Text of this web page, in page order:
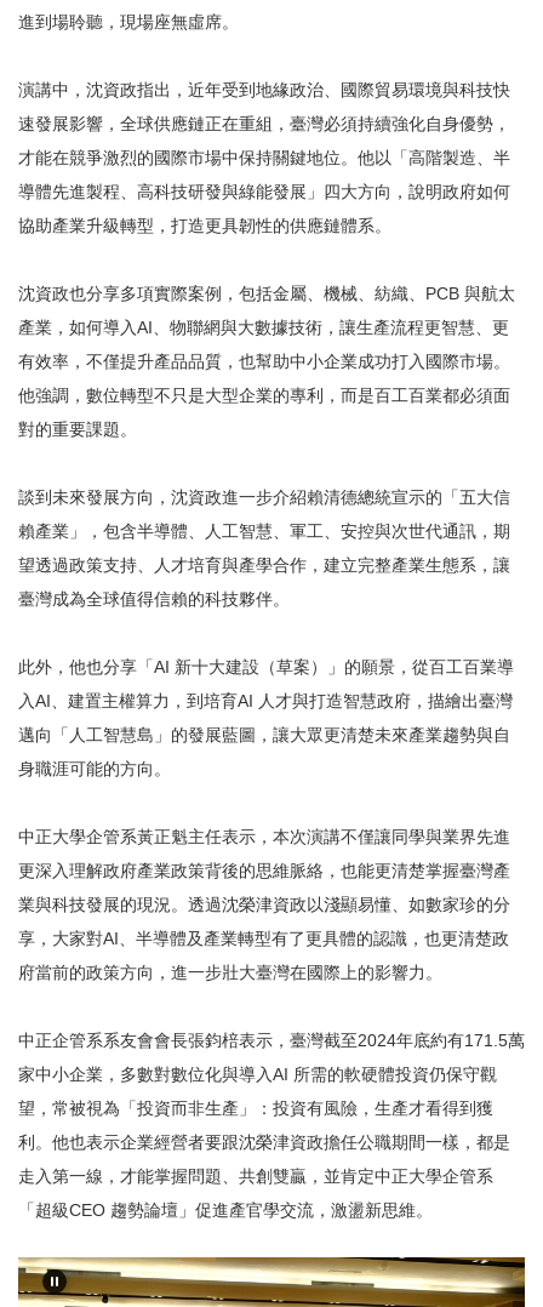
進到場聆聽，現場座無虛席。
演講中，沈資政指出，近年受到地緣政治、國際貿易環境與科技快
速發展影響，全球供應鏈正在重組，臺灣必須持續強化自身優勢，
才能在競爭激烈的國際市場中保持關鍵地位。他以「高階製造、半
導體先進製程、高科技研發與綠能發展」四大方向，說明政府如何
協助產業升級轉型，打造更具韌性的供應鏈體系。
沈資政也分享多項實際案例，包括金屬、機械、紡織、PCB 與航太
產業，如何導入AI、物聯網與大數據技術，讓生產流程更智慧、更
有效率，不僅提升產品品質，也幫助中小企業成功打入國際市場。
他強調，數位轉型不只是大型企業的專利，而是百工百業都必須面
對的重要課題。
談到未來發展方向，沈資政進一步介紹賴清德總統宣示的「五大信
賴產業」，包含半導體、人工智慧、軍工、安控與次世代通訊，期
望透過政策支持、人才培育與產學合作，建立完整產業生態系，讓
臺灣成為全球值得信賴的科技夥伴。
此外，他也分享「AI 新十大建設（草案）」的願景，從百工百業導
入AI、建置主權算力，到培育AI 人才與打造智慧政府，描繪出臺灣
邁向「人工智慧島」的發展藍圖，讓大眾更清楚未來產業趨勢與自
身職涯可能的方向。
中正大學企管系黃正魁主任表示，本次演講不僅讓同學與業界先進
更深入理解政府產業政策背後的思維脈絡，也能更清楚掌握臺灣產
業與科技發展的現況。透過沈榮津資政以淺顯易懂、如數家珍的分
享，大家對AI、半導體及產業轉型有了更具體的認識，也更清楚政
府當前的政策方向，進一步壯大臺灣在國際上的影響力。
中正企管系系友會會長張鈞棓表示，臺灣截至2024年底約有171.5萬
家中小企業，多數對數位化與導入AI 所需的軟硬體投資仍保守觀
望，常被視為「投資而非生產」：投資有風險，生產才看得到獲
利。他也表示企業經營者要跟沈榮津資政擔任公職期間一樣，都是
走入第一線，才能掌握問題、共創雙贏，並肯定中正大學企管系
「超級CEO 趨勢論壇」促進產官學交流，激盪新思維。